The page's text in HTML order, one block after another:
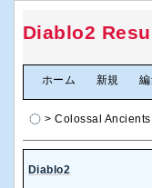
Diablo2
ホーム 新規
> Colossal Ancients
Diablo2